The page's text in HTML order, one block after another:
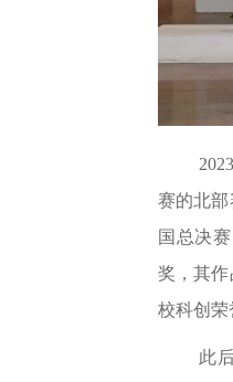
赛的北部
国总决
奖，其
校科创荣
此